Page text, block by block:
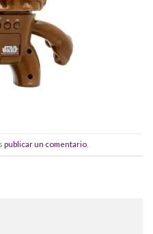
publicar un comentario